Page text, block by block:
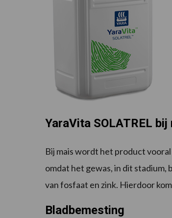
YaraVita SOLATREL bij
Bij mais wordt het product
omdat het gewas, in dit
van fosfaat en zink. Hierdoor
Bladbemesting